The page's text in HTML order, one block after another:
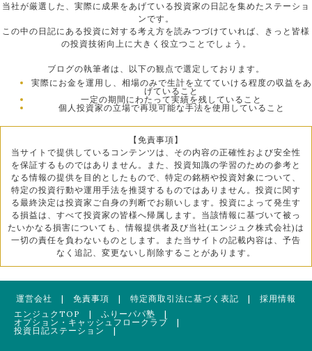
当社が厳選した、実際に成果をあげている投資家の日記を集めたステーショ
ンです。
この中の日記にある投資に対する考え方を読みつづけていれば、きっと皆様
の投資技術向上に大きく役立つことでしょう。
ブログの執筆者は、以下の観点で選定しております。
実際にお金を運用し、相場のみで生計を立てていける程度の収益をあ
げていること
一定の期間にわたって実績を残していること
個人投資家の立場で再現可能な手法を使用していること
【免責事項】
当サイトで提供しているコンテンツは、その内容の正確性および安全性
を保証するものではありません。また、投資知識の学習のための参考と
なる情報の提供を目的としたもので、特定の銘柄や投資対象について、
特定の投資行動や運用手法を推奨するものではありません。投資に関す
る最終決定は投資家ご自身の判断でお願いします。投資によって発生す
る損益は、すべて投資家の皆様へ帰属します。当該情報に基づいて被っ
たいかなる損害についても、情報提供者及び当社(エンジュク株式会社)は
一切の責任を負わないものとします。また当サイトの記載内容は、予告
なく追記、変更ないし削除することがあります。
運営会社 | 免責事項 | 特定商取引法に基づく表記 | 採用情報
エンジュクTOP
| ふりーパパ塾 |
オプション・キャッシュフロークラブ |
投資日記ステーション
|